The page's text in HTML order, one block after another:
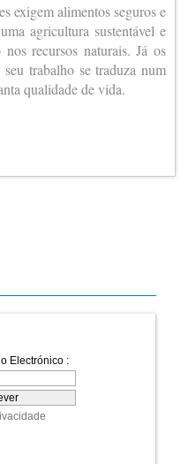
exigem alimentos seguros e
agricultura sustentável e
recursos naturais. Já os
trabalho se traduza num
qualidade de vida.